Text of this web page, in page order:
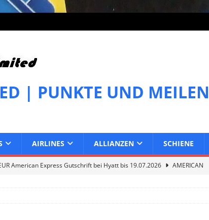
| PUNKTE UND MEILEN
AIRLINES ALLIANZEN SCHIENE
American Express Gutschrift bei Hyatt bis 19.07.2026
AMERICAN